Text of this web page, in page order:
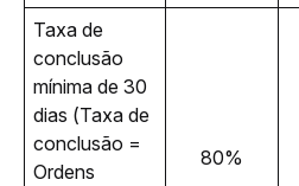
Taxa de
conclusão
mínima de 30
dias (Taxa de
conclusão =
Ordens
80%